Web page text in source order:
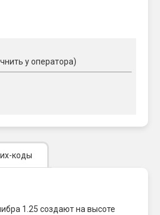
у оператора)
коды
1.25 создают на высоте